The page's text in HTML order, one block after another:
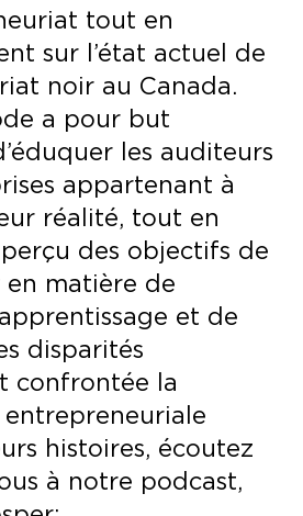
tout en
sur l’état actuel de
noir au Canada.
a pour but
les auditeurs
appartenant à
réalité, tout en
des objectifs de
matière de
et de
disparités
confrontée la
histoires, écoutez
à notre podcast,